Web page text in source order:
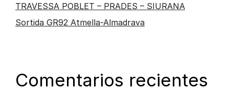
TRAVESSA POBLET – PRADES – SIURANA
Sortida GR92 Atmella-Almadrava
Comentarios recientes